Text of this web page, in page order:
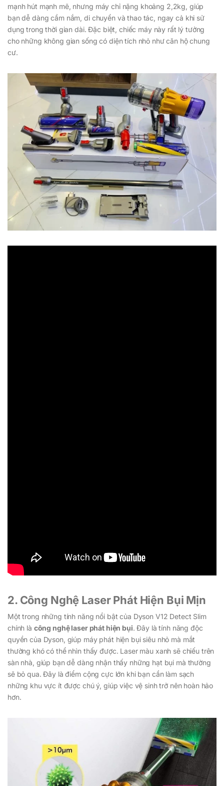
mạnh hút mạnh mẽ, nhưng máy chỉ nặng khoảng 2,2kg, giúp
bạn dễ dàng cầm nắm, di chuyển và thao tác, ngay cả khi sử
dụng trong thời gian dài. Đặc biệt, chiếc máy này rất lý tưởng
cho những không gian sống có diện tích nhỏ như căn hộ chung
cư.
2. Công Nghệ Laser Phát Hiện Bụi Mịn
Một trong những tính năng nổi bật của Dyson V12 Detect Slim
chính là công nghệ laser phát hiện bụi. Đây là tính năng độc
quyền của Dyson, giúp máy phát hiện bụi siêu nhỏ mà mắt
thường khó có thể nhìn thấy được. Laser màu xanh sẽ chiếu trên
sàn nhà, giúp bạn dễ dàng nhận thấy những hạt bụi mà thường
sẽ bỏ qua. Đây là điểm cộng cực lớn khi bạn cần làm sạch
những khu vực ít được chú ý, giúp việc vệ sinh trở nên hoàn hảo
hơn.